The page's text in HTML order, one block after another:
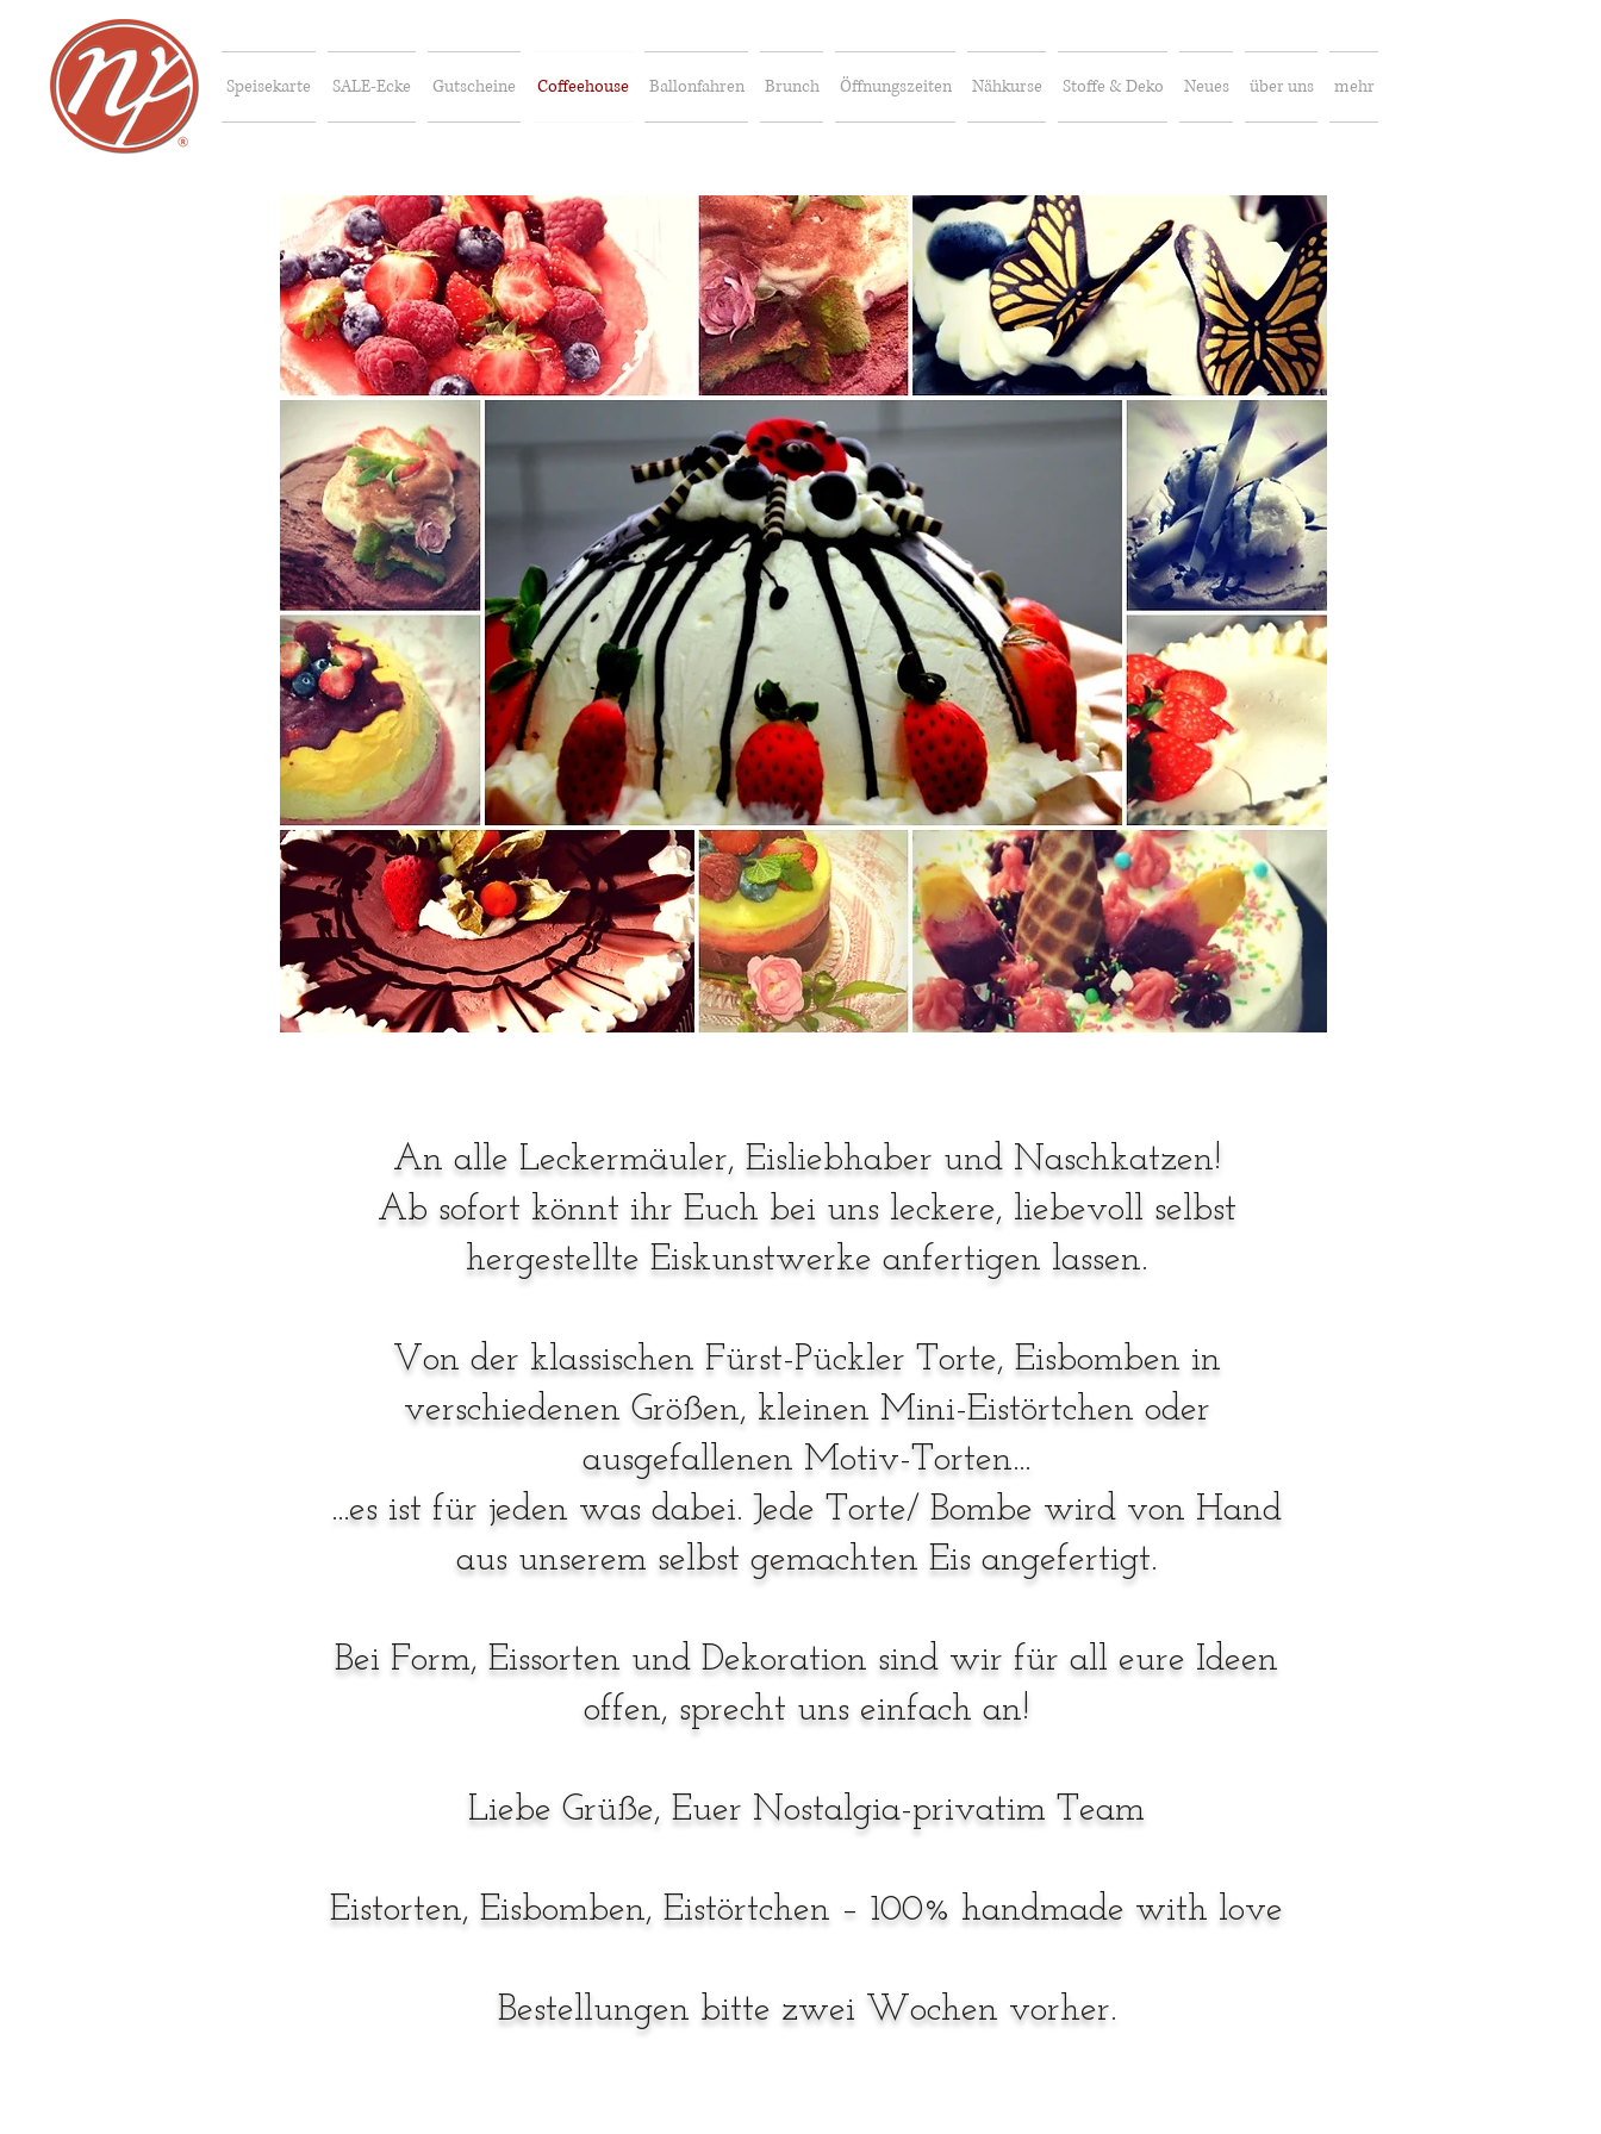
Speisekarte SALE-Ecke Gutscheine Coffeehouse Ballonfahren Brunch Öffnungszeiten Nähkurse Stoffe & Deko Neues über uns mehr
An alle Leckermäuler, Eisliebhaber und Naschkatzen!
Ab sofort könnt ihr Euch bei uns leckere, liebevoll selbst
hergestellte Eiskunstwerke anfertigen lassen.
Von der klassischen Fürst-Pückler Torte, Eisbomben in
verschiedenen Größen, kleinen Mini-Eistörtchen oder
ausgefallenen Motiv-Torten...
...es ist für jeden was dabei. Jede Torte/ Bombe wird von Hand
aus unserem selbst gemachten Eis angefertigt.
Bei Form, Eissorten und Dekoration sind wir für all eure Ideen
offen, sprecht uns einfach an!
Liebe Grüße, Euer Nostalgia-privatim Team
Eistorten, Eisbomben, Eistörtchen – 100% handmade with love
Bestellungen bitte zwei Wochen vorher.